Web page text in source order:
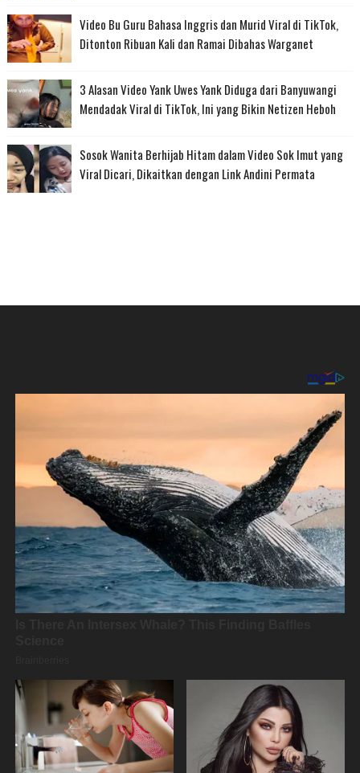
Video Bu Guru Bahasa Inggris dan Murid Viral di TikTok,
Ditonton Ribuan Kali dan Ramai Dibahas Warganet
3 Alasan Video Yank Uwes Yank Diduga dari Banyuwangi
Mendadak Viral di TikTok, Ini yang Bikin Netizen Heboh
Sosok Wanita Berhijab Hitam dalam Video Sok Imut yang
Viral Dicari, Dikaitkan dengan Link Andini Permata